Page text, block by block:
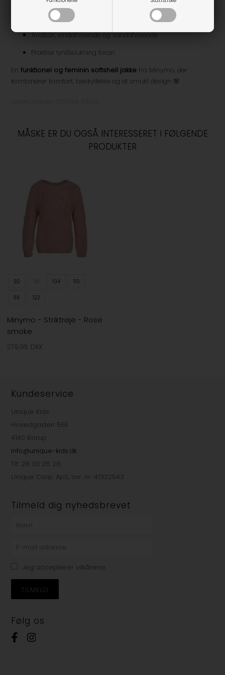
Længere bagstykke for ekstra komfort
Åndbar, vindafvisende og vandafvisende
Praktisk lynlåslukning foran
Enfunktionel og feminin softshell jakke fra Minymo, der
kombinerer komfort, beskyttelse og et smukt design 🌸
MÅSKE ER DU OGSÅ INTERESSERET I FØLGENDE
PRODUKTER
92 104 110
116 122
Minymo - Striktrøje - Rose
smoke
279,95 DKK
Kundeservice
Unique Kids
Hovedgaden 56E
4140 Borup
info@unique-kids.dk
Tlf. 28 30 26 26
Unique Corp. ApS, cvr. nr. 41322543
Tilmeld dig nyhedsbrevet
Jeg accepterer vilkårene
Følg os